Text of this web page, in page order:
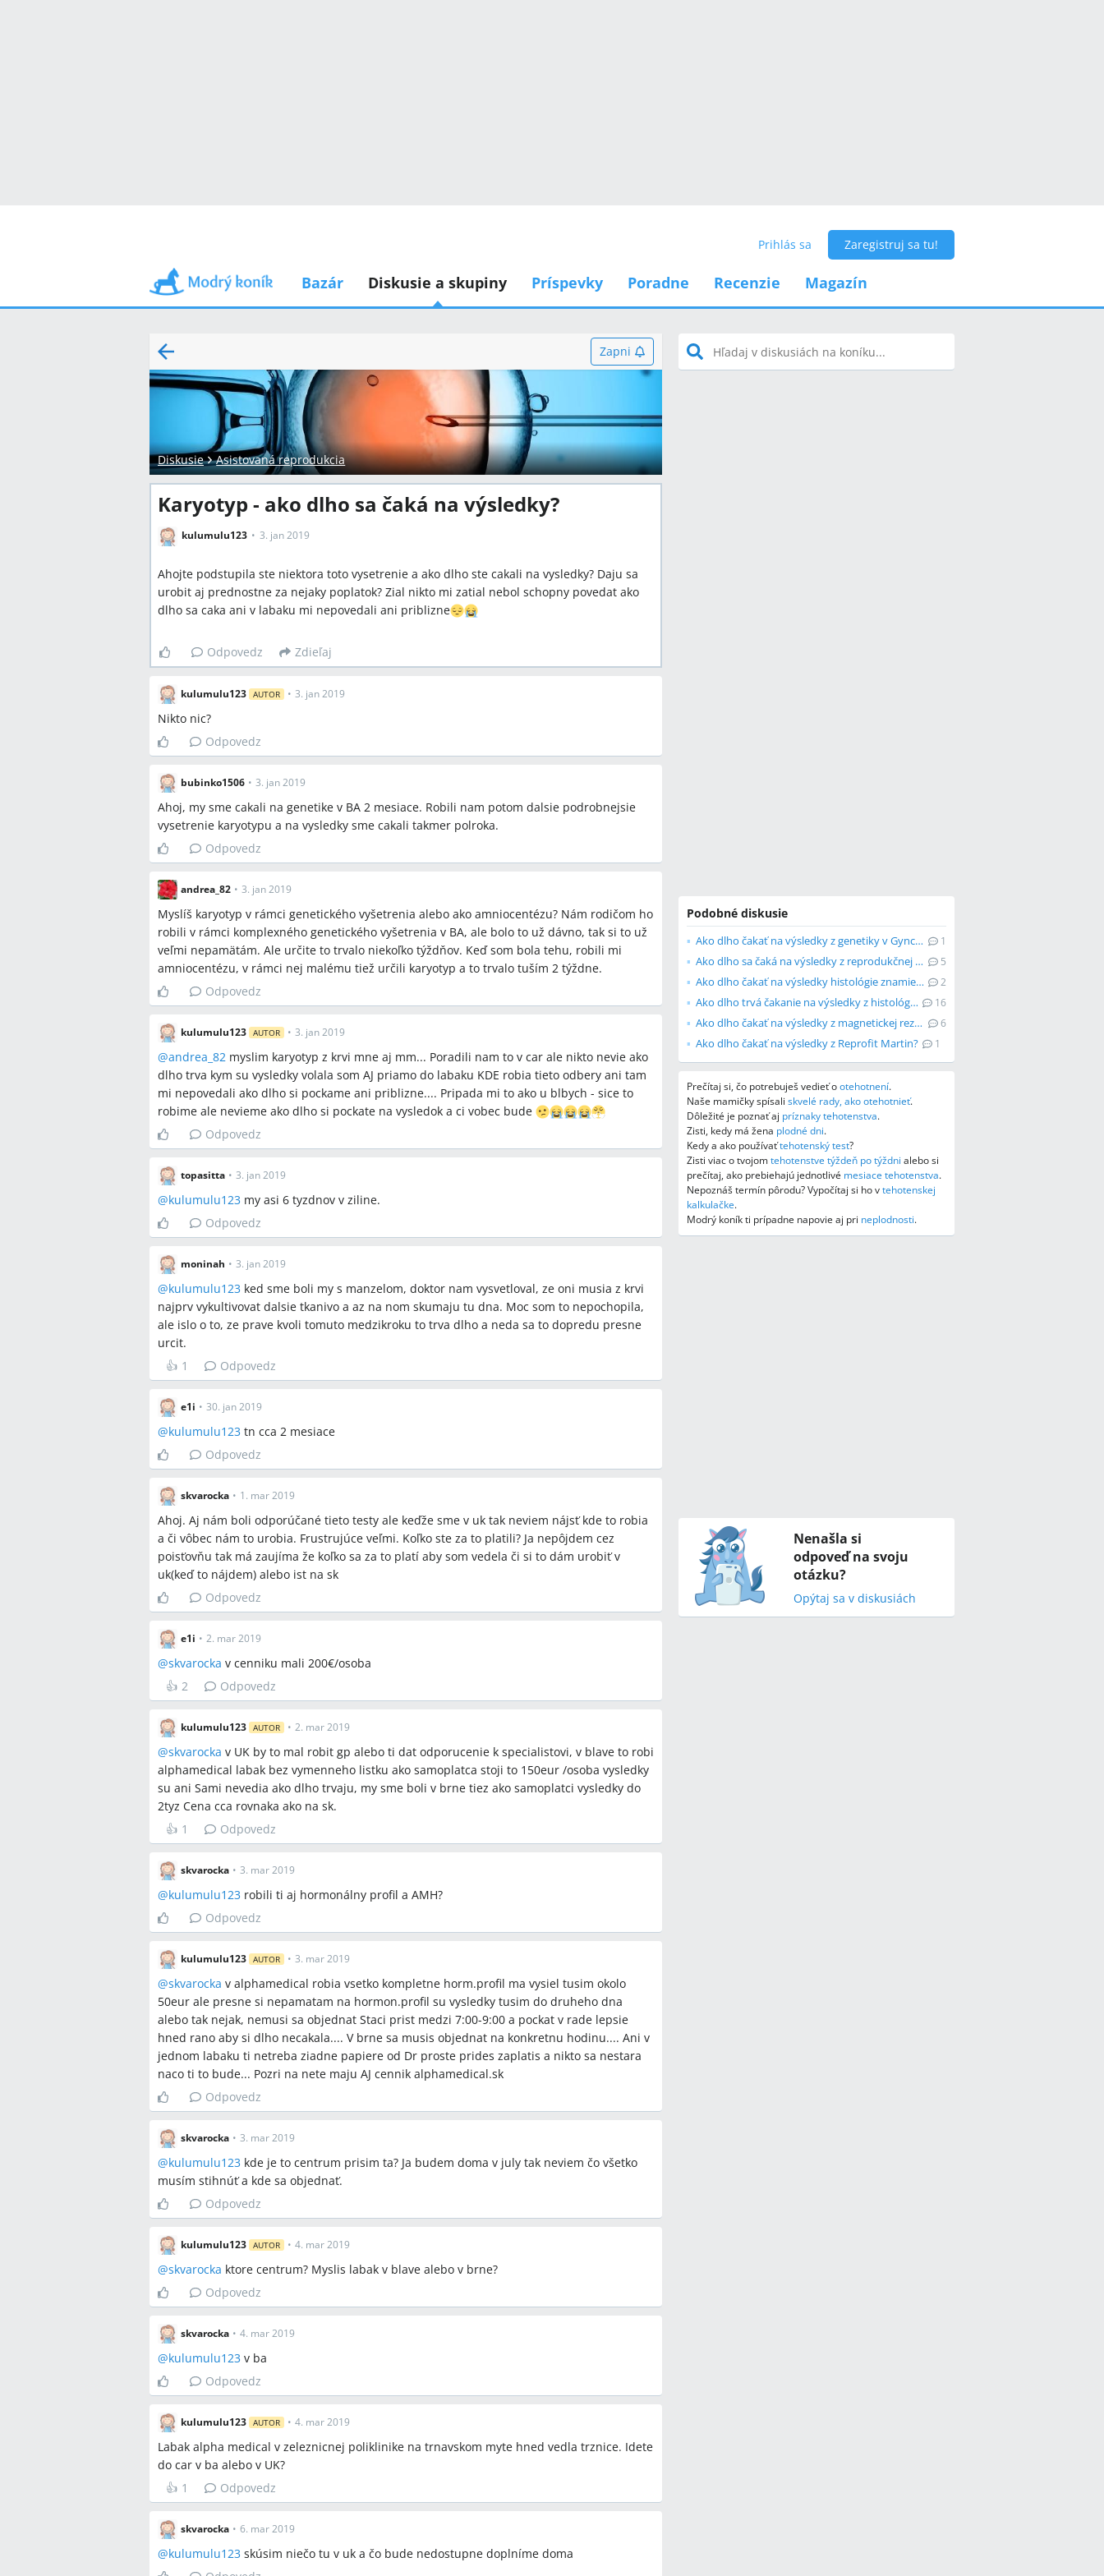
Prihlás sa Zaregistruj sa tu!
Bazár Diskusie a skupiny Príspevky Poradne Recenzie Magazín
Zapni
Diskusie Asistovaná reprodukcia
Karyotyp - ako dlho sa čaká na výsledky?
kulumulu123 3. jan 2019
Ahojte podstupila ste niektora toto vysetrenie a ako dlho ste cakali na vysledky? Daju sa
urobit aj prednostne za nejaky poplatok? Zial nikto mi zatial nebol schopny povedat ako
dlho sa caka ani v labaku mi nepovedali ani priblizne
Odpovedz Zdieľaj
kulumulu123 AUTOR • 3. jan 2019
Nikto nic?
Odpovedz
bubinko1506 • 3. jan 2019
Ahoj, my sme cakali na genetike v BA 2 mesiace. Robili nam potom dalsie podrobnejsie
vysetrenie karyotypu a na vysledky sme cakali takmer polroka.
Odpovedz
andrea_82 • 3. jan 2019
Myslíš karyotyp v rámci genetického vyšetrenia alebo ako amniocentézu? Nám rodičom ho
robili v rámci komplexného genetického vyšetrenia v BA, ale bolo to už dávno, tak si to už
veľmi nepamätám. Ale určite to trvalo niekoľko týždňov. Keď som bola tehu, robili mi
amniocentézu, v rámci nej malému tiež určili karyotyp a to trvalo tuším 2 týždne.
Odpovedz
kulumulu123 AUTOR • 3. jan 2019
@andrea_82 myslim karyotyp z krvi mne aj mm... Poradili nam to v car ale nikto nevie ako
dlho trva kym su vysledky volala som AJ priamo do labaku KDE robia tieto odbery ani tam
mi nepovedali ako dlho si pockame ani priblizne.... Pripada mi to ako u blbych - sice to
robime ale nevieme ako dlho si pockate na vysledok a ci vobec bude
Odpovedz
topasitta • 3. jan 2019
@kulumulu123 my asi 6 tyzdnov v ziline.
Odpovedz
moninah • 3. jan 2019
@kulumulu123 ked sme boli my s manzelom, doktor nam vysvetloval, ze oni musia z krvi
najprv vykultivovat dalsie tkanivo a az na nom skumaju tu dna. Moc som to nepochopila,
ale islo o to, ze prave kvoli tomuto medzikroku to trva dlho a neda sa to dopredu presne
urcit.
👍 1 Odpovedz
e1i • 30. jan 2019
@kulumulu123 tn cca 2 mesiace
Odpovedz
skvarocka • 1. mar 2019
Ahoj. Aj nám boli odporúčané tieto testy ale keďže sme v uk tak neviem nájsť kde to robia
a či vôbec nám to urobia. Frustrujúce veľmi. Koľko ste za to platili? Ja nepôjdem cez
poisťovňu tak má zaujíma že koľko sa za to platí aby som vedela či si to dám urobiť v
uk(keď to nájdem) alebo ist na sk
Odpovedz
e1i • 2. mar 2019
@skvarocka v cenniku mali 200€/osoba
👍 2 Odpovedz
kulumulu123 AUTOR • 2. mar 2019
@skvarocka v UK by to mal robit gp alebo ti dat odporucenie k specialistovi, v blave to robi
alphamedical labak bez vymenneho listku ako samoplatca stoji to 150eur /osoba vysledky
su ani Sami nevedia ako dlho trvaju, my sme boli v brne tiez ako samoplatci vysledky do
2tyz Cena cca rovnaka ako na sk.
👍 1 Odpovedz
skvarocka • 3. mar 2019
@kulumulu123 robili ti aj hormonálny profil a AMH?
Odpovedz
kulumulu123 AUTOR • 3. mar 2019
@skvarocka v alphamedical robia vsetko kompletne horm.profil ma vysiel tusim okolo
50eur ale presne si nepamatam na hormon.profil su vysledky tusim do druheho dna
alebo tak nejak, nemusi sa objednat Staci prist medzi 7:00-9:00 a pockat v rade lepsie
hned rano aby si dlho necakala.... V brne sa musis objednat na konkretnu hodinu.... Ani v
jednom labaku ti netreba ziadne papiere od Dr proste prides zaplatis a nikto sa nestara
naco ti to bude... Pozri na nete maju AJ cennik alphamedical.sk
Odpovedz
skvarocka • 3. mar 2019
@kulumulu123 kde je to centrum prisim ta? Ja budem doma v july tak neviem čo všetko
musím stihnúť a kde sa objednať.
Odpovedz
kulumulu123 AUTOR • 4. mar 2019
@skvarocka ktore centrum? Myslis labak v blave alebo v brne?
Odpovedz
skvarocka • 4. mar 2019
@kulumulu123 v ba
Odpovedz
kulumulu123 AUTOR • 4. mar 2019
Labak alpha medical v zeleznicnej poliklinike na trnavskom myte hned vedla trznice. Idete
do car v ba alebo v UK?
👍 1 Odpovedz
skvarocka • 6. mar 2019
@kulumulu123 skúsim niečo tu v uk a čo bude nedostupne doplníme doma
Podobné diskusie
Ako dlho čakať na výsledky z genetiky v Gyncare? 1
Ako dlho sa čaká na výsledky z reprodukčnej imunológie? 5
Ako dlho čakať na výsledky histológie znamienka? 2
Ako dlho trvá čakanie na výsledky z histológie? 16
Ako dlho čakať na výsledky z magnetickej rezonancie? 6
Ako dlho čakať na výsledky z Reprofit Martin? 1
Prečítaj si, čo potrebuješ vedieť ootehotnení.
Naše mamičky spísali skvelé rady, ako otehotnieť.
Dôležité je poznať aj príznaky tehotenstva.
Zisti, kedy má žena plodné dni.
Kedy a ako používaťtehotenský test?
Zisti viac o tvojomtehotenstve týždeň po týždni alebo si
prečítaj, ako prebiehajú jednotlivé mesiace tehotenstva.
Nepoznáš termín pôrodu? Vypočítaj si ho vtehotenskej
kalkulačke.
Modrý koník ti prípadne napovie aj pri neplodnosti.
Nenašla si
odpoveď na svoju
otázku?
Opýtaj sa v diskusiách